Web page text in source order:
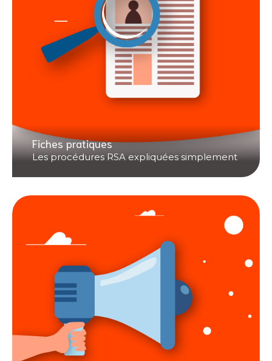
Fiches pratiques
Les procédures RSA expliquées simplement